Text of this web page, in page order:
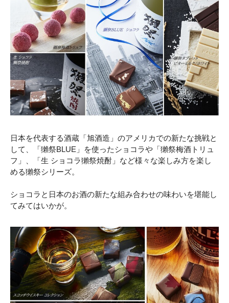
日本を代表する酒蔵「旭酒造」のアメリカでの新たな挑戦と
して、「獺祭BLUE」を使ったショコラや「獺祭梅酒トリュ
フ」、「生 ショコラ獺祭焼酎」など様々な楽しみ方を楽し
める獺祭シリーズ。
ショコラと日本のお酒の新たな組み合わせの味わいを堪能し
てみてはいかが。